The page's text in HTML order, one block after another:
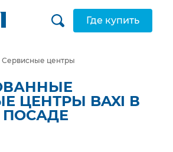
Где купить
Сервисные центры
ЦЕНТРЫ BAXI В
ПОСАДЕ